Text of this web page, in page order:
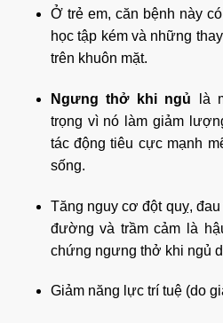
Ở trẻ em, căn bệnh này
học tập kém và những
trên khuôn mặt.
Ngưng thở khi ngủ là
trọng vì nó làm giảm
tác động tiêu cực mạnh
sống.
Tăng nguy cơ đột quỵ,
đường và trầm cảm là
chứng ngưng thở khi ngủ
Giảm năng lực trí tuệ (do